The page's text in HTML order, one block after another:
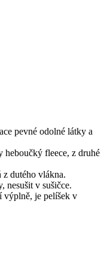
pevné odolné látky a
heboučký fleece, z druhé
dutého vlákna.
nesušit v sušičce.
výplně, je pelíšek v